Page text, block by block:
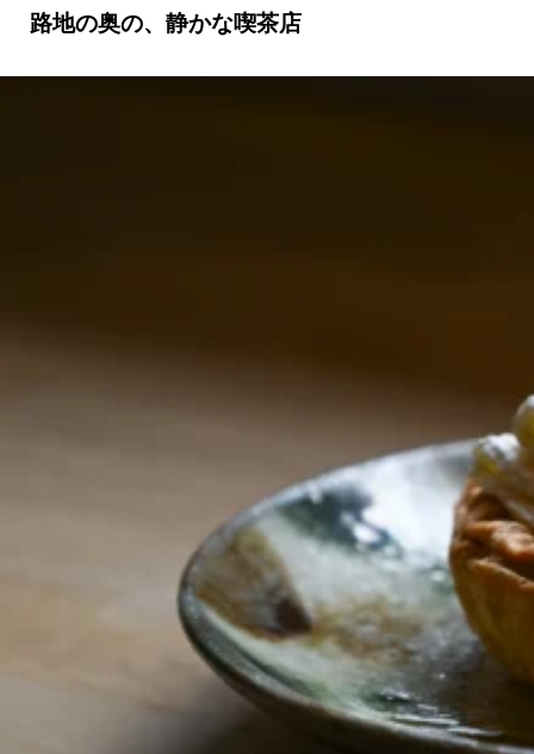
関西で開催。
おすすめの展覧会
おすすめの映画
路地の奥の、静かな喫茶店